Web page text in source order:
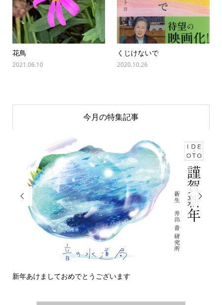
花鳥
2021.06.10
くじけないで
2020.10.26
今月の特集記事

新年あけましておめでとうございます
